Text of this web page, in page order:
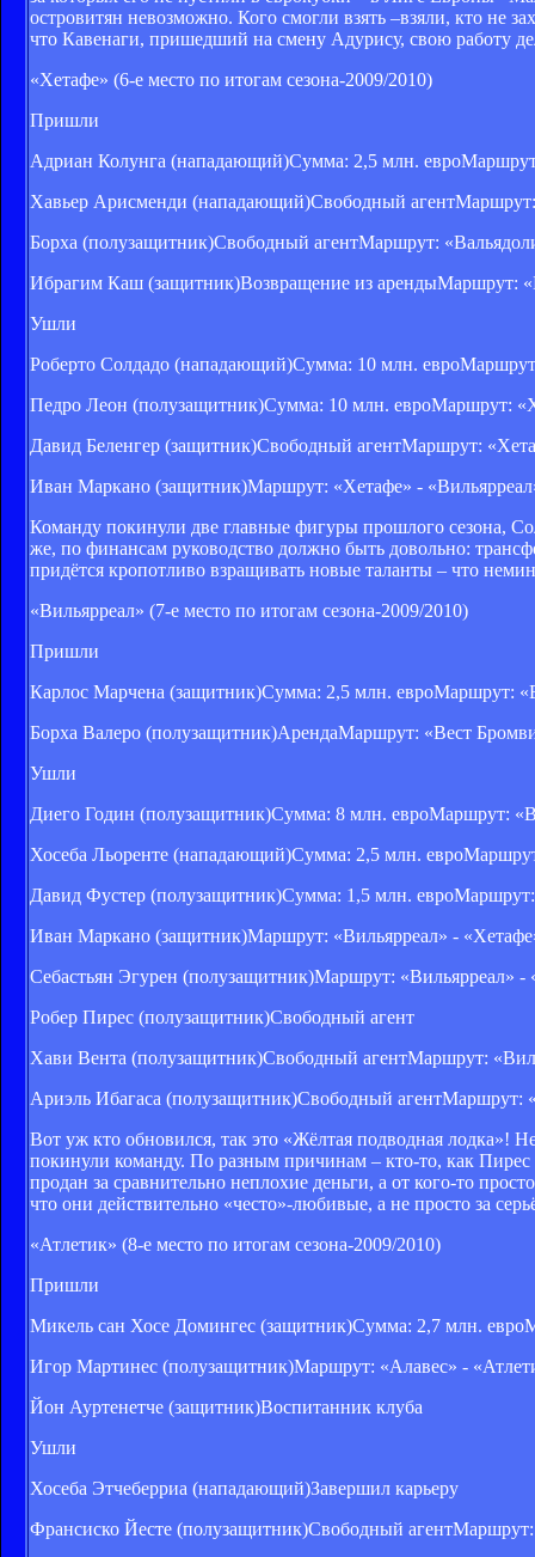
островитян невозможно. Кого смогли взять –взяли, кто не
что Кавенаги, пришедший на смену Адурису, свою работу
«Хетафе» (6-е место по итогам сезона-2009/2010)
Пришли
Адриан Колунга (нападающий)Сумма: 2,5 млн.
Хавьер Арисменди (нападающий)Свободный агентМаршрут:
Борха (полузащитник)Свободный агентМаршрут:
Ибрагим Каш (защитник)Возвращение из арендыМаршрут:
Ушли
Роберто Солдадо (нападающий)Сумма: 10 млн.
Педро Леон (полузащитник)Сумма: 10 млн. евроМаршрут:
Давид Беленгер (защитник)Свободный агентМаршрут:
Иван Маркано (защитник)Маршрут: «Хетафе» -
Команду покинули две главные фигуры прошлого сезона,
же, по финансам руководство должно быть довольно:
придётся кропотливо взращивать новые таланты – что
«Вильярреал» (7-е место по итогам сезона-2009/2010)
Пришли
Карлос Марчена (защитник)Сумма: 2,5 млн. евроМаршрут:
Борха Валеро (полузащитник)АрендаМаршрут: «Вест
Ушли
Диего Годин (полузащитник)Сумма: 8 млн. евроМаршрут:
Хосеба Льоренте (нападающий)Сумма: 2,5 млн.
Давид Фустер (полузащитник)Сумма: 1,5 млн.
Иван Маркано (защитник)Маршрут: «Вильярреал» -
Себастьян Эгурен (полузащитник)Маршрут: «Вильярреал»
Робер Пирес (полузащитник)Свободный агент
Хави Вента (полузащитник)Свободный агентМаршрут:
Ариэль Ибагаса (полузащитник)Свободный агентМаршрут:
Вот уж кто обновился, так это «Жёлтая подводная лодка»!
покинули команду. По разным причинам – кто-то, как Пирес
продан за сравнительно неплохие деньги, а от кого-то
что они действительно «често»-любивые, а не просто за
«Атлетик» (8-е место по итогам сезона-2009/2010)
Пришли
Микель сан Хосе Домингес (защитник)Сумма: 2,7 млн.
Игор Мартинес (полузащитник)Маршрут: «Алавес» -
Йон Ауртенетче (защитник)Воспитанник клуба
Ушли
Хосеба Этчеберриа (нападающий)Завершил карьеру
Франсиско Йесте (полузащитник)Свободный